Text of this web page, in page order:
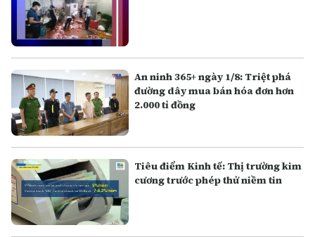
An ninh 365+ ngày 1/8: Triệt phá
đường dây mua bán hóa đơn hơn
2.000 tỉ đồng
Tiêu điểm Kinh tế: Thị trường kim
cương trước phép thử niềm tin